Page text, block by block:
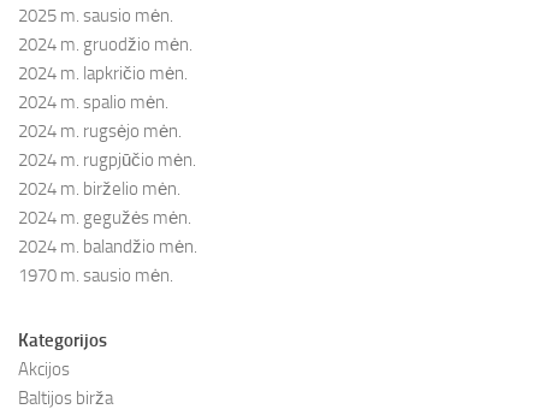
2025 m. sausio mėn.
2024 m. gruodžio mėn.
2024 m. lapkričio mėn.
2024 m. spalio mėn.
2024 m. rugsėjo mėn.
2024 m. rugpjūčio mėn.
2024 m. birželio mėn.
2024 m. gegužės mėn.
2024 m. balandžio mėn.
1970 m. sausio mėn.
Kategorijos
Akcijos
Baltijos birža